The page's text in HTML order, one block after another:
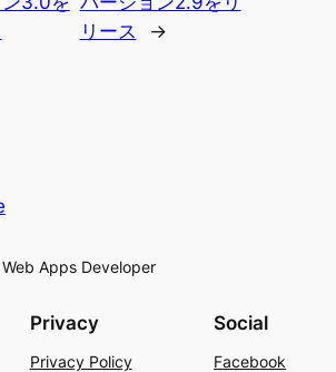
リース
→
Apps Developer
Privacy
Privacy Policy
Social
Facebook